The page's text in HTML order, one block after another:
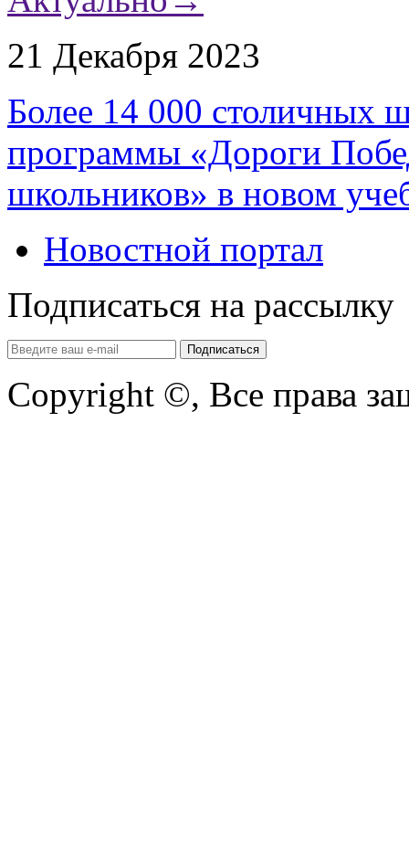
21 Декабря 2023
Более 14 000 столичных
программы «Дороги
школьников» в новом
Новостной портал
Подписаться на рассылку
Copyright ©, Все права